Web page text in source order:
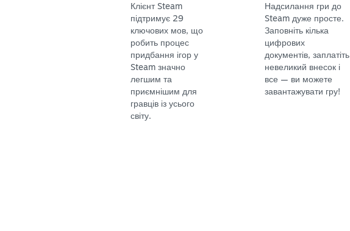
Клієнт Steam
підтримує 29
ключових мов, що
робить процес
придбання ігор у
Steam значно
легшим та
приємнішим для
гравців із усього
світу.
Надсилання гри до
Steam дуже просте.
Заповніть кілька
цифрових
документів, заплатіть
невеликий внесок і
все — ви можете
завантажувати гру!